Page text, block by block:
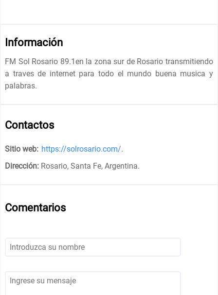
Información
FM Sol Rosario 89.1en la zona sur de Rosario transmitiendo
a traves de internet para todo el mundo buena musica y
palabras.
Contactos
Sitio web: https://solrosario.com/.
Dirección: Rosario, Santa Fe, Argentina.
Comentarios